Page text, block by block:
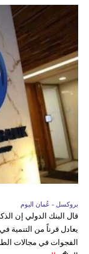
بروكسل - عُمان اليوم
قال البنك الدولي إن
يعادل قرناً من
الفجوات في مجالات